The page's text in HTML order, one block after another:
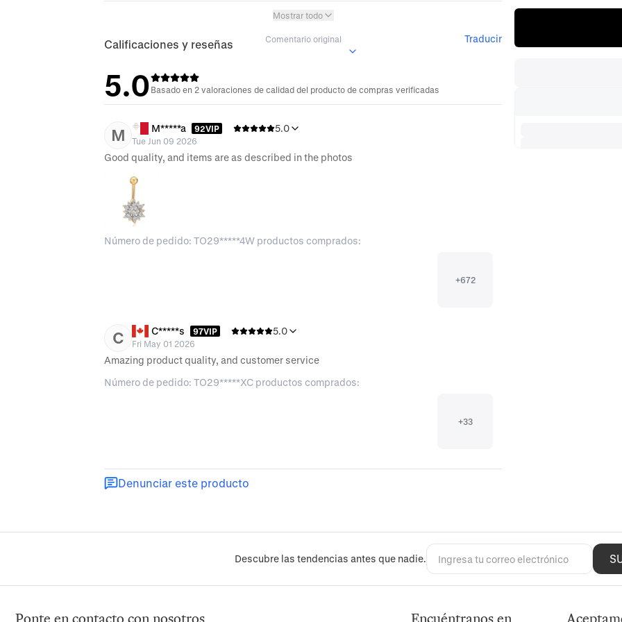
Mostrar todo
Calificaciones y reseñas Comentario original Traducir
5.0Basado en 2 valoraciones de calidad del producto de compras verificadas
M M*****a 92VIP 5.0
Tue Jun 09 2026
Good quality, and items are as described in the photos
Número de pedido: TO29*****4W productos comprados:
+672
C C*****s 97VIP 5.0
Fri May 01 2026
Amazing product quality, and customer service
Número de pedido: TO29*****XC productos comprados:
+33
Denunciar este producto
Descubre las tendencias antes que nadie.
Ponte en contacto con nosotros Encuéntranos en